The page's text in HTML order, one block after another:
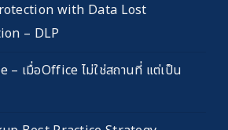
with Data Lost
– DLP
เมื่อOffice ไม่ใช่สถานที่ แต่เป็น